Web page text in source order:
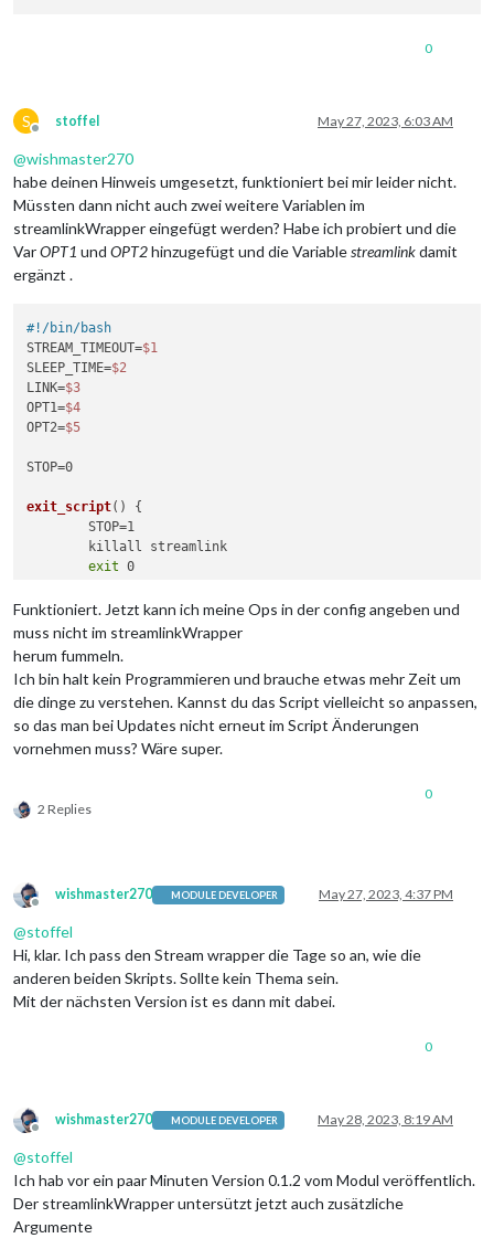
0
S
Offline
stoffel May 27, 2023, 6:03 AM
@wishmaster270
habe deinen Hinweis umgesetzt, funktioniert bei mir leider nicht.
Müssten dann nicht auch zwei weitere Variablen im
streamlinkWrapper eingefügt werden? Habe ich probiert und die
VarOPT1 und OPT2hinzugefügt und die Variablestreamlinkdamit
ergänzt .
#!/bin/bash
STREAM_TIMEOUT=$1
SLEEP_TIME=$2
LINK=$3
OPT1=$4
OPT2=$5
STOP=0
exit_script() {
	STOP=1
exit 0
exit_script exit
while [ $STOP == 0 ] ; do
	streamlink
"httpstream://${LINK}" live -p cvlc --
	CUR_PID=
$PID
sleep $SLEEP_TIME
Funktioniert. Jetzt kann ich meine Ops in der config angeben und
muss nicht im streamlinkWrapper
herum fummeln.
Ich bin halt kein Programmieren und brauche etwas mehr Zeit um
die dinge zu verstehen. Kannst du das Script vielleicht so anpassen,
so das man bei Updates nicht erneut im Script Änderungen
vornehmen muss? Wäre super.
2 Replies
0
Offline
wishmaster270 MODULE DEVELOPER May 27, 2023, 4:37 PM
@stoffel
Hi, klar. Ich pass den Stream wrapper die Tage so an, wie die
anderen beiden Skripts. Sollte kein Thema sein.
Mit der nächsten Version ist es dann mit dabei.
0
Offline
wishmaster270 MODULE DEVELOPER May 28, 2023, 8:19 AM
@stoffel
Ich hab vor ein paar Minuten Version 0.1.2 vom Modul veröffentlich.
Der streamlinkWrapper untersützt jetzt auch zusätzliche
Argumente